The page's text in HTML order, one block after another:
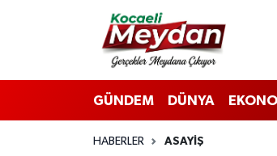
GÜNDEM DÜNYA
HABERLER ASAYIŞ
Nöbetçi Eczaneler
Hava Durumu
Trafik Durumu